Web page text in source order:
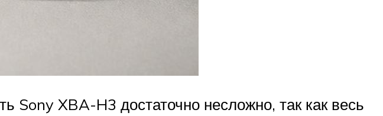
Sony XBA-H3 достаточно несложно, так как весь